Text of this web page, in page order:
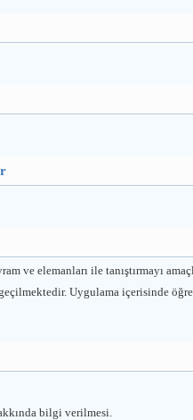
ve elemanları ile tanıştırmayı
Uygulama içerisinde
bilgi verilmesi.